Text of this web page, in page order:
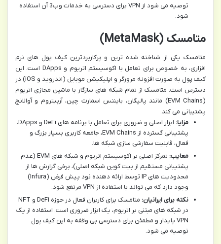
توصیه می شود از VPN برای دسترسی به خدمات وب3 آن استفاده
شود.
متامسک (MetaMask)
متامسک یکی از شناخته شده ترین و پرکاربردترین کیف پول های نرم
افزاری، به خصوص برای تعامل با اکوسیستم اتریوم و DApps است. این
کیف پول به صورت افزونه مرورگر و اپلیکیشن موبایل (اندروید و iOS) در
دسترس است. متامسک از تمام شبکه های سازگار با ماشین مجازی اتریوم
(EVM Chains) مانند پالیگان، بایننس اسمارت چین، آربیتروم و آوالانچ
پشتیبانی می کند.
مزایا:
ابزار اصلی و ضروری برای تعامل با برنامه های DeFi و DApps،
پشتیبانی گسترده از EVM Chains، جامعه کاربری بسیار بزرگ و
فعال، قابلیت سفارشی سازی شبکه ها.
معایب:
تمرکز اصلی بر اکوسیستم اتریوم و شبکه های EVM (عدم
پشتیبانی مستقیم از بیت کوین شبکه اصلی)، برخی گزارش ها از
محدودیت های IP توسط ارائه دهنده نود پیش فرض (Infura)
وجود دارد که می تواند با استفاده از VPN مرتفع شود.
نکته برای ایرانیان:
متامسک برای کاربران فعال در حوزه DeFi و NFT
در شبکه های مبتنی بر اتریوم، یک ابزار ضروری است. استفاده از یک
VPN پایدار و مطمئن برای دسترسی بی وقفه به این کیف پول
توصیه می شود.